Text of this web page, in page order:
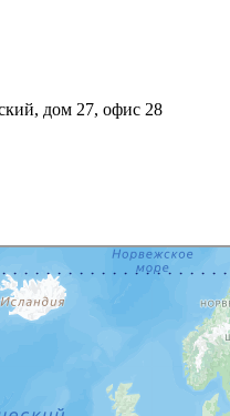
дом 27, офис 28